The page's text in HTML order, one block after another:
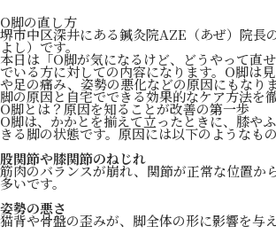
O脚の直し方
堺市中区深井にある鍼灸院AZE（あぜ）院長
よし）です。
本日は「O脚が気になるけど、どうやって直
でいる方に対しての内容になります。O脚は
や足の痛み、姿勢の悪化などの原因にもなり
脚の原因と自宅でできる効果的なケア方法を
O脚とは？原因を知ることが改善の第一歩
O脚は、かかとを揃えて立ったときに、膝や
きる脚の状態です。原因には以下のようなも
股関節や膝関節のねじれ
筋肉のバランスが崩れ、関節が正常な位置か
多いです。
姿勢の悪さ
猫背や骨盤の歪みが、脚全体の形に影響を与え